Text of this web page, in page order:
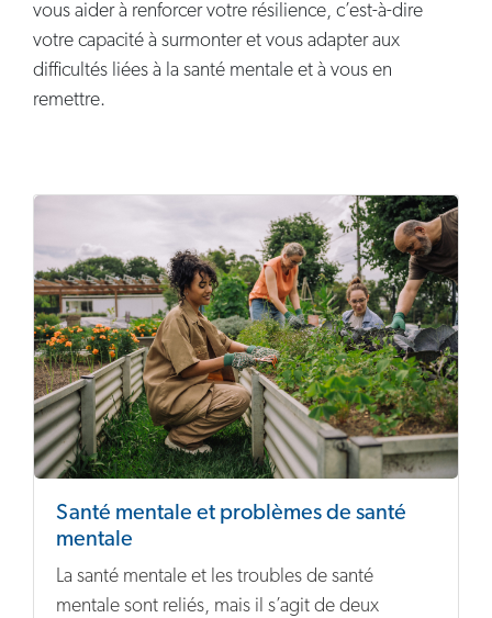
vous aider à renforcer votre résilience, c’est-à-dire
votre capacité à surmonter et vous adapter aux
difficultés liées à la santé mentale et à vous en
remettre.
Santé mentale et problèmes de santé
mentale
La santé mentale et les troubles de santé
mentale sont reliés, mais il s’agit de deux